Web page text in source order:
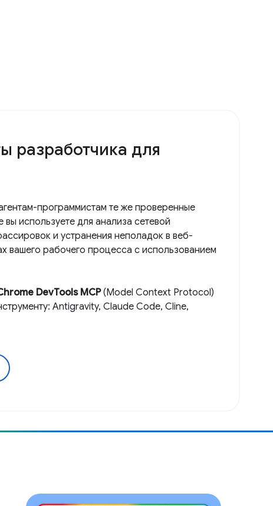
разработчика для
программистам те же проверенные
вы используете для анализа сетевой
и устранения неполадок в веб-
вашего рабочего процесса с использованием
DevTools MCP(Model Context Protocol)
Antigravity, Claude Code, Cline,